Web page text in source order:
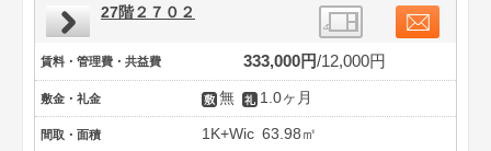
27階２７０２
賃料・管理費・共益費 333,000円 12,000円
敷金・礼金 無 1.0ヶ月
間取・面積 1K+Wic 63.98㎡